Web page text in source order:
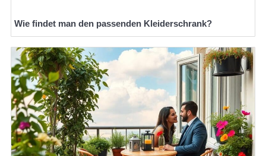
Wie findet man den passenden Kleiderschrank?